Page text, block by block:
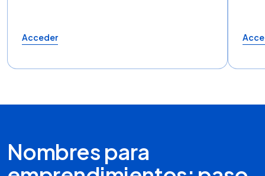
Acceder
Nombres para